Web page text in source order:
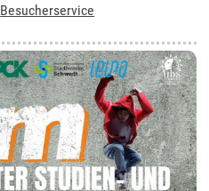
Besucherservice